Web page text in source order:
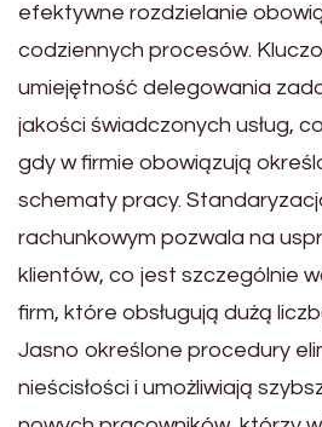
efektywne rozdzielanie
codziennych procesów.
umiejętność delegowania
jakości świadczonych usług,
gdy w firmie obowiązują
schematy pracy.
rachunkowym pozwala na
klientów, co jest szczególnie
firm, które obsługują dużą
Jasno określone procedury
nieścisłości i umożliwiają